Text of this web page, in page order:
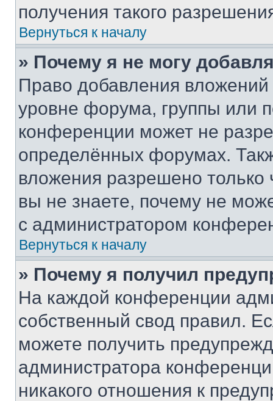
получения такого
Вернуться к началу
» Почему я не могу
Право добавления
уровне форума, группы или
конференции может не
определённых форумах.
вложения разрешено
вы не знаете, почему не
с администратором
Вернуться к началу
» Почему я получил
На каждой конференции
собственный свод правил.
можете получить
администратора
никакого отношения к